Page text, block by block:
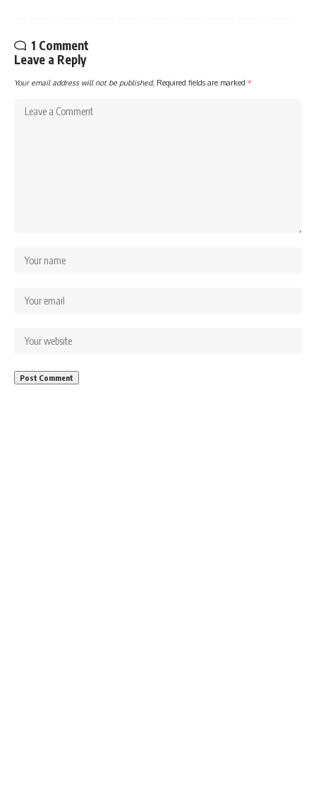
1 Comment
Leave a Reply
Your email address will not be published. Required fields are marked *